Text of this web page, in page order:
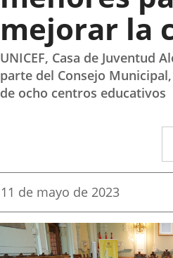
mejorar la
UNICEF, Casa de Juventud
parte del Consejo
de ocho centros educativos
Fecha
la
noticia
11 de mayo de 2023